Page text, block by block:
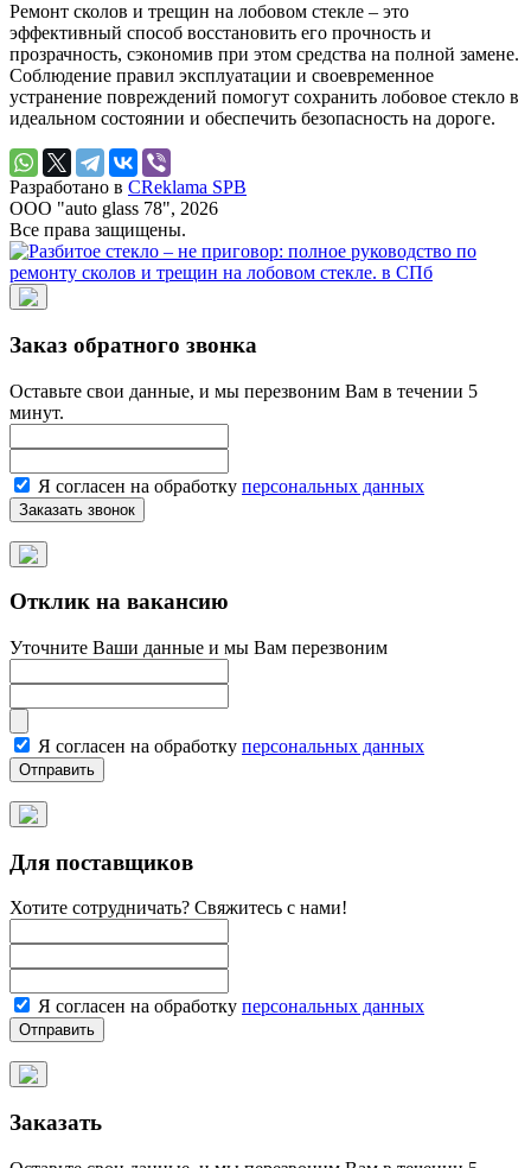
Ремонт сколов и трещин на лобовом стекле – это
эффективный способ восстановить его прочность и
прозрачность, сэкономив при этом средства на полной замене.
Соблюдение правил эксплуатации и своевременное
устранение повреждений помогут сохранить лобовое стекло в
идеальном состоянии и обеспечить безопасность на дороге.
Разработано в CReklama SPB
ООО "auto glass 78", 2026
Все права защищены.
Заказ обратного звонка
Оставьте свои данные, и мы перезвоним Вам в течении 5
минут.
Я согласен на обработку персональных данных
Отклик на вакансию
Уточните Ваши данные и мы Вам перезвоним
Я согласен на обработку персональных данных
Для поставщиков
Хотите сотрудничать? Свяжитесь с нами!
Я согласен на обработку персональных данных
Заказать